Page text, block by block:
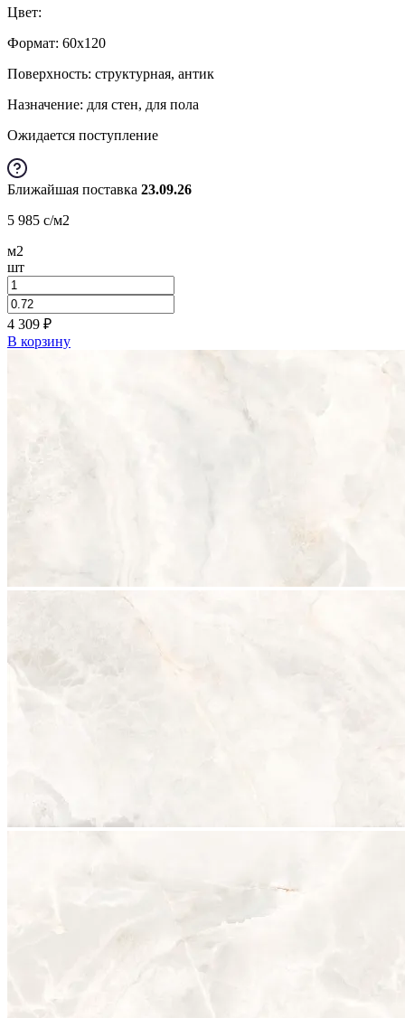
Цвет:
Формат: 60x120
Поверхность: структурная, антик
Назначение: для стен, для пола
Ожидается поступление
Ближайшая поставка 23.09.26
5 985 c/м2
м2
шт
4 309 ₽
В корзину